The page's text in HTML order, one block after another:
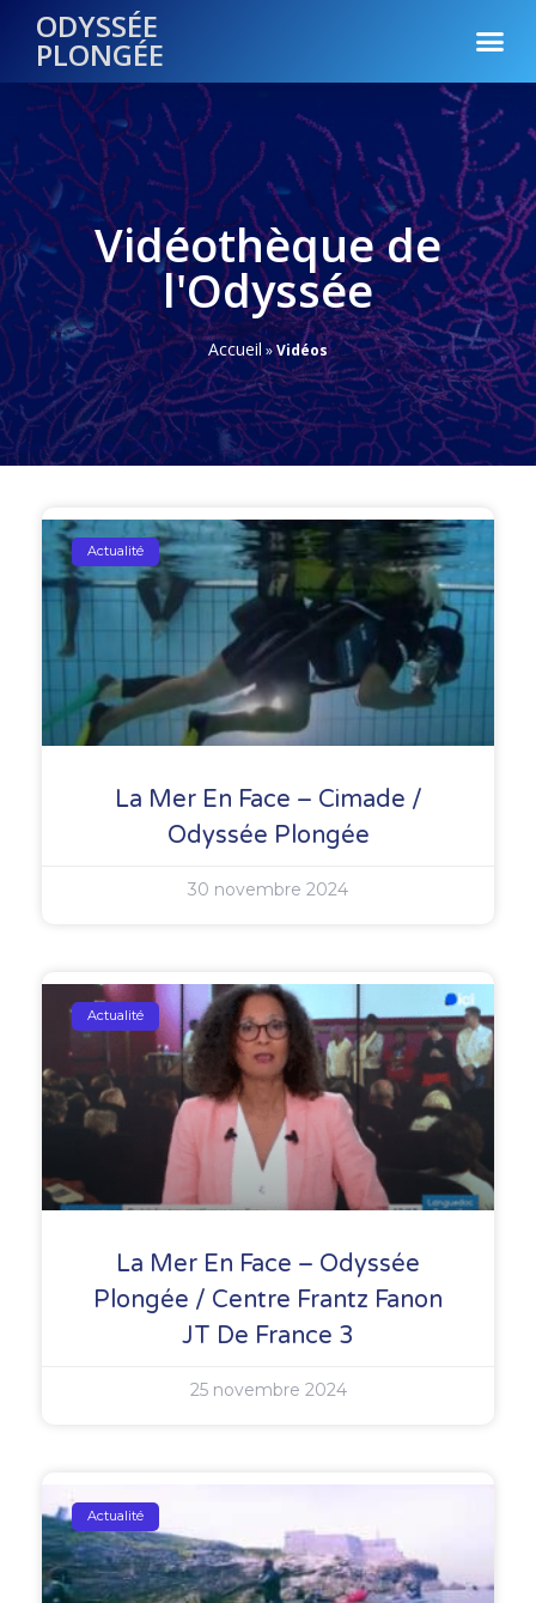
ODYSSÉE
PLONGÉE
Vidéothèque de
l'Odyssée
Accueil »Vidéos
Actualité
La Mer En Face – Cimade /
Odyssée Plongée
30 novembre 2024
Actualité
La Mer En Face – Odyssée
Plongée / Centre Frantz Fanon
JT De France 3
25 novembre 2024
Actualité